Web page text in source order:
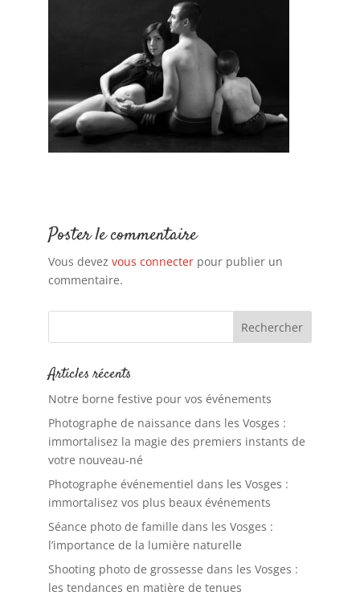
Poster le commentaire
Vous devez vous connecterpour publier un
commentaire.
Articles récents
Notre borne festive pour vos événements
Photographe de naissance dans les Vosges :
immortalisez la magie des premiers instants de
votre nouveau-né
Photographe événementiel dans les Vosges :
immortalisez vos plus beaux événements
Séance photo de famille dans les Vosges :
l’importance de la lumière naturelle
Shooting photo de grossesse dans les Vosges :
les tendances en matière de tenues